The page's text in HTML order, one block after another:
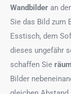
Wandbilder an
Sie das Bild zum
Esstisch, dem
dieses ungefähr
schaffen Sie
Bilder